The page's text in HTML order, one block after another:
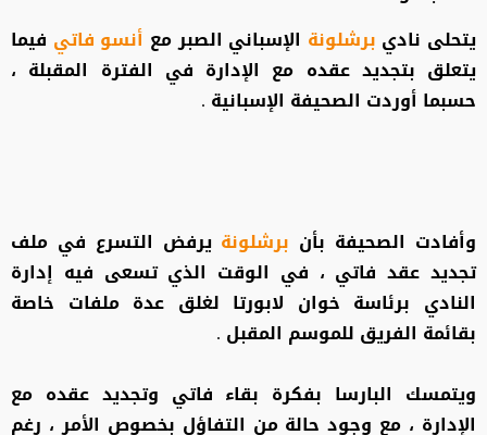
يتحلى نادي برشلونة الإسباني الصبر مع أنسو فاتي فيما
يتعلق بتجديد عقده مع الإدارة في الفترة المقبلة ،
حسبما أوردت الصحيفة الإسبانية .
وأفادت الصحيفة بأن برشلونةيرفض التسرع في ملف
تجديد عقد فاتي ، في الوقت الذي تسعى فيه إدارة
النادي برئاسة خوان لابورتا لغلق عدة ملفات خاصة
بقائمة الفريق للموسم المقبل .
ويتمسك البارسا بفكرة بقاء فاتي وتجديد عقده مع
الإدارة ، مع وجود حالة من التفاؤل بخصوص الأمر ، رغم